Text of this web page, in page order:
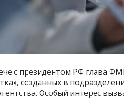
с президентом РФ глава
созданных в
Особый интерес